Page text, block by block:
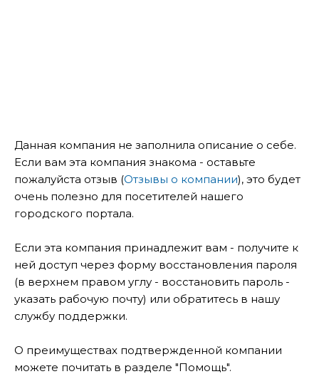
Данная компания не заполнила описание о себе.
Если вам эта компания знакома - оставьте
пожалуйста отзыв (Отзывы о компании), это будет
очень полезно для посетителей нашего
городского портала.
Если эта компания принадлежит вам - получите к
ней доступ через форму восстановления пароля
(в верхнем правом углу - восстановить пароль -
указать рабочую почту) или обратитесь в нашу
службу поддержки.
О преимуществах подтвержденной компании
можете почитать в разделе "Помощь".